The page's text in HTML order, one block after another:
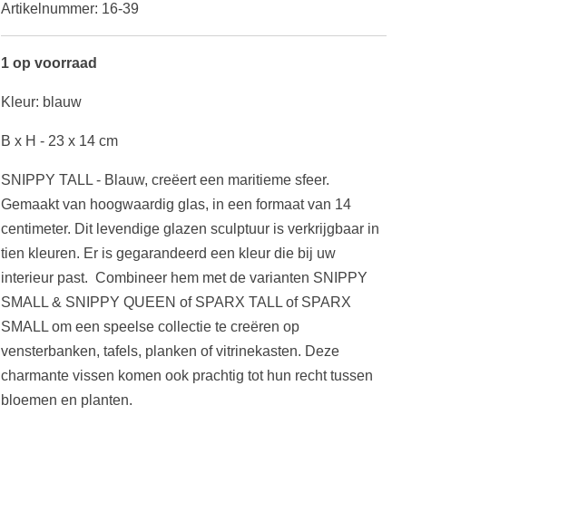
Artikelnummer: 16-39
1 op voorraad
Kleur: blauw
B x H - 23 x 14 cm
SNIPPY TALL - Blauw, creëert een maritieme sfeer.
Gemaakt van hoogwaardig glas, in een formaat van 14
centimeter. Dit levendige glazen sculptuur is verkrijgbaar in
tien kleuren. Er is gegarandeerd een kleur die bij uw
interieur past. Combineer hem met de varianten SNIPPY
SMALL & SNIPPY QUEEN of SPARX TALL of SPARX
SMALL om een speelse collectie te creëren op
vensterbanken, tafels, planken of vitrinekasten. Deze
charmante vissen komen ook prachtig tot hun recht tussen
bloemen en planten.